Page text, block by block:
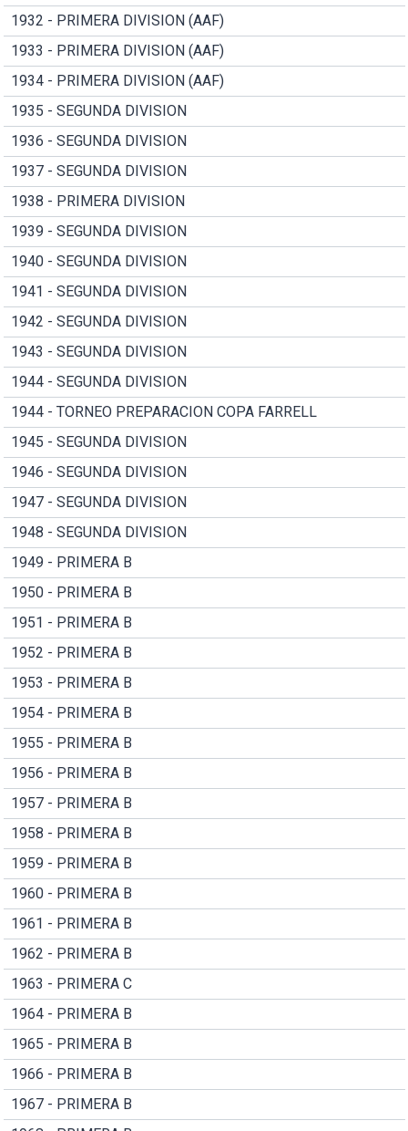
1932 - PRIMERA DIVISION (AAF)
1933 - PRIMERA DIVISION (AAF)
1934 - PRIMERA DIVISION (AAF)
1935 - SEGUNDA DIVISION
1936 - SEGUNDA DIVISION
1937 - SEGUNDA DIVISION
1938 - PRIMERA DIVISION
1939 - SEGUNDA DIVISION
1940 - SEGUNDA DIVISION
1941 - SEGUNDA DIVISION
1942 - SEGUNDA DIVISION
1943 - SEGUNDA DIVISION
1944 - SEGUNDA DIVISION
1944 - TORNEO PREPARACION COPA FARRELL
1945 - SEGUNDA DIVISION
1946 - SEGUNDA DIVISION
1947 - SEGUNDA DIVISION
1948 - SEGUNDA DIVISION
1949 - PRIMERA B
1950 - PRIMERA B
1951 - PRIMERA B
1952 - PRIMERA B
1953 - PRIMERA B
1954 - PRIMERA B
1955 - PRIMERA B
1956 - PRIMERA B
1957 - PRIMERA B
1958 - PRIMERA B
1959 - PRIMERA B
1960 - PRIMERA B
1961 - PRIMERA B
1962 - PRIMERA B
1963 - PRIMERA C
1964 - PRIMERA B
1965 - PRIMERA B
1966 - PRIMERA B
1967 - PRIMERA B